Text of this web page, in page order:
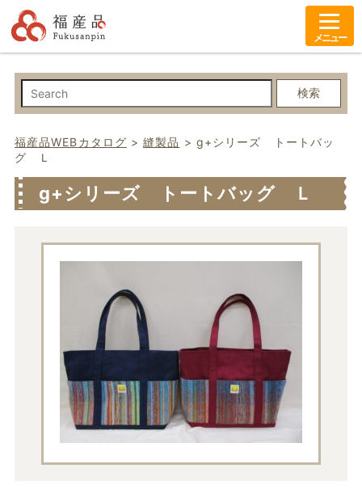
メニュー
検索
福産品WEBカタログ >縫製品 > g+シリーズ トートバッ
グ Ｌ
g+シリーズ トートバッグ Ｌ